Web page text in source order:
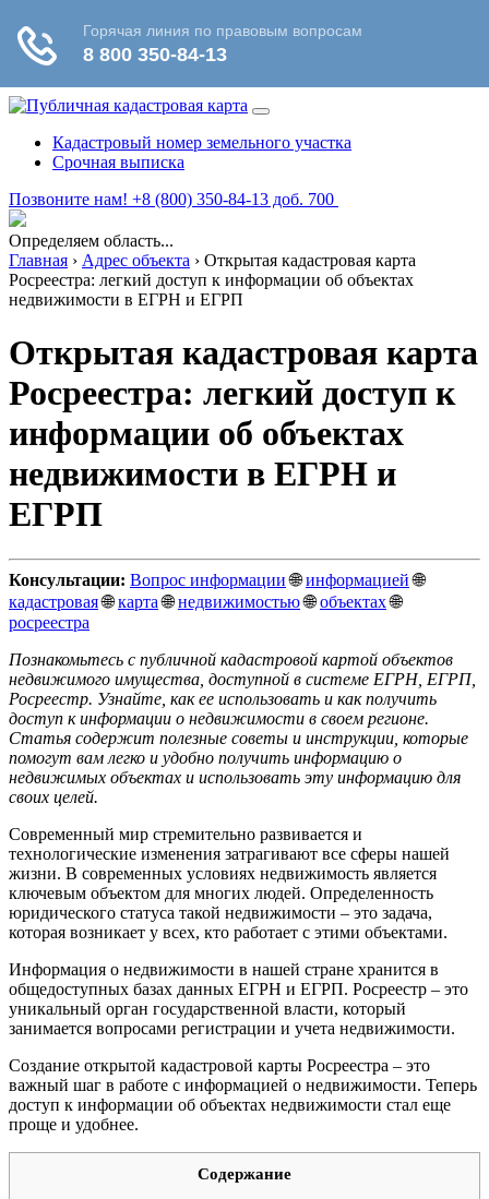
Кадастровый номер земельного участка
Срочная выписка
Позвоните нам! +8 (800) 350-84-13 доб. 700
Определяем область...
Главная › Адрес объекта › Открытая кадастровая карта
Росреестра: легкий доступ к информации об объектах
недвижимости в ЕГРН и ЕГРП
Открытая кадастровая карта
Росреестра: легкий доступ к
информации об объектах
недвижимости в ЕГРН и
ЕГРП
Консультации: Вопрос информации🌐информацией🌐
кадастровая🌐карта🌐недвижимостью🌐объектах🌐
росреестра
Познакомьтесь с публичной кадастровой картой объектов
недвижимого имущества, доступной в системе ЕГРН, ЕГРП,
Росреестр. Узнайте, как ее использовать и как получить
доступ к информации о недвижимости в своем регионе.
Статья содержит полезные советы и инструкции, которые
помогут вам легко и удобно получить информацию о
недвижимых объектах и использовать эту информацию для
своих целей.
Современный мир стремительно развивается и
технологические изменения затрагивают все сферы нашей
жизни. В современных условиях недвижимость является
ключевым объектом для многих людей. Определенность
юридического статуса такой недвижимости – это задача,
которая возникает у всех, кто работает с этими объектами.
Информация о недвижимости в нашей стране хранится в
общедоступных базах данных ЕГРН и ЕГРП. Росреестр – это
уникальный орган государственной власти, который
занимается вопросами регистрации и учета недвижимости.
Создание открытой кадастровой карты Росреестра – это
важный шаг в работе с информацией о недвижимости. Теперь
доступ к информации об объектах недвижимости стал еще
проще и удобнее.
Содержание